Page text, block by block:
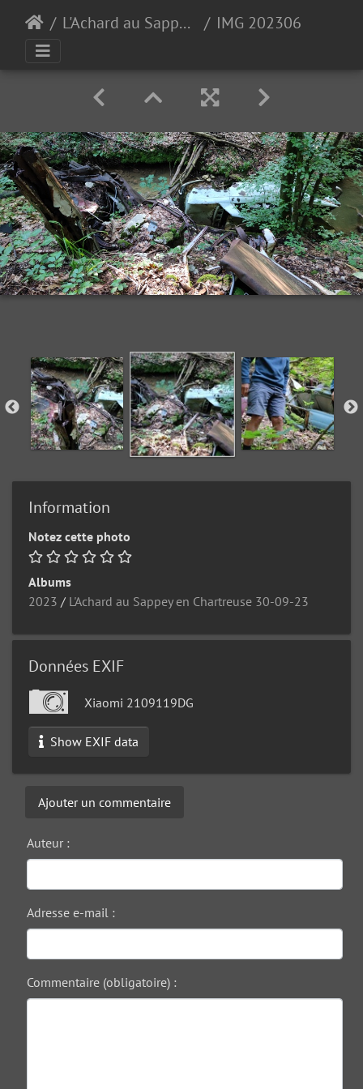
L'Achard au Sappey en Chartreuse 30-09-23
Information
Notez cette photo
Albums
2023 / L'Achard au Sappey en Chartreuse 30-09-23
Données EXIF
Xiaomi 2109119DG
Show EXIF data
Ajouter un commentaire
Auteur :
Adresse e-mail :
Commentaire (obligatoire) :